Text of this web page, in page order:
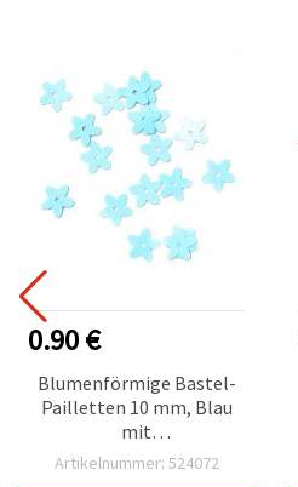
0.90 €
Blumenförmige Bastel-
Pailletten 10 mm, Blau
mit
Regenbogenschimmer, 20
Artikelnummer: 524072